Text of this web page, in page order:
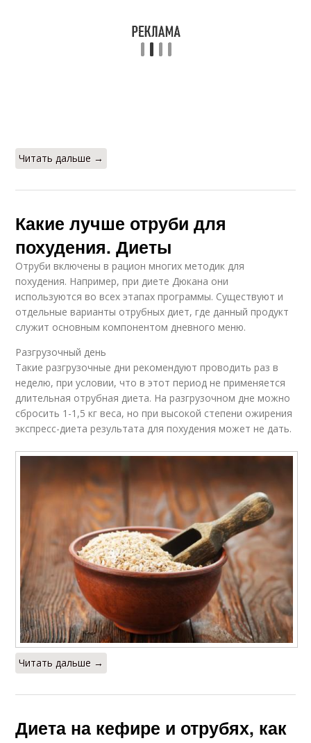
Читать дальше →
Какие лучше отруби для
похудения. Диеты
Отруби включены в рацион многих методик для
похудения. Например, при диете Дюкана они
используются во всех этапах программы. Существуют и
отдельные варианты отрубных диет, где данный продукт
служит основным компонентом дневного меню.
Разгрузочный день
Такие разгрузочные дни рекомендуют проводить раз в
неделю, при условии, что в этот период не применяется
длительная отрубная диета. На разгрузочном дне можно
сбросить 1-1,5 кг веса, но при высокой степени ожирения
экспресс-диета результата для похудения может не дать.
Читать дальше →
Диета на кефире и отрубях, как